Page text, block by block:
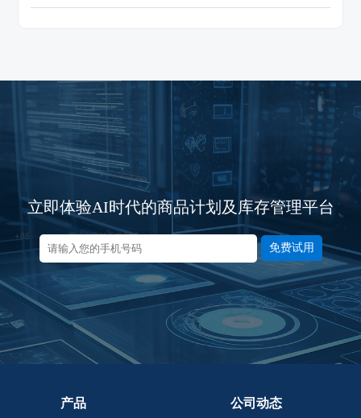
立即体验AI时代的商品计划及库存管理平台
免费试用
产品 公司动态